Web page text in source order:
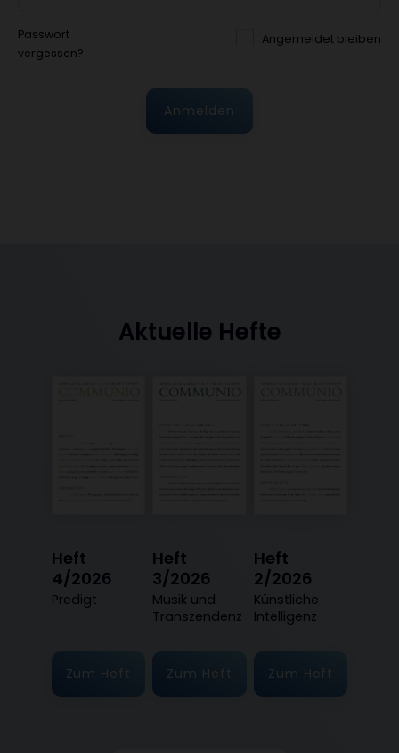
Passwort
vergessen?
Angemeldet bleiben
Anmelden
Aktuelle Hefte
Heft
4/2026
:
Predigt
Zum Heft
Heft
3/2026
:
Musik und
Transzendenz
Zum Heft
Heft
2/2026
:
Künstliche
Intelligenz
Zum Heft